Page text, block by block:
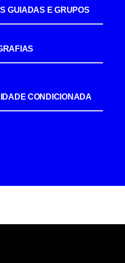
GUIADAS E GRUPOS
CONDICIONADA